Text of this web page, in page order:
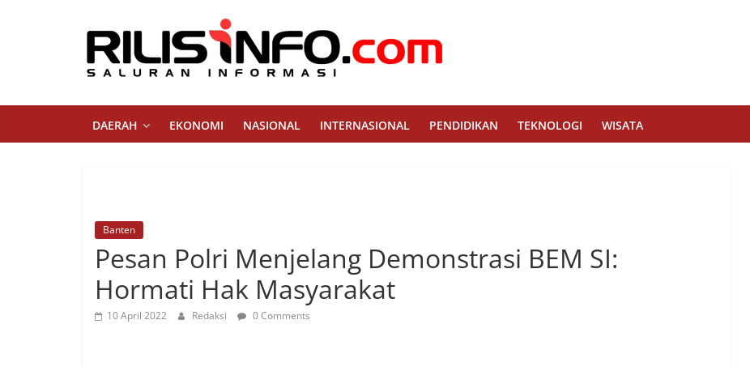
Rilis
Info
DAERAH EKONOMI NASIONAL INTERNASIONAL PENDIDIKAN TEKNOLOGI WISATA
Banten
Pesan Polri Menjelang Demonstrasi BEM SI:
Hormati Hak Masyarakat
10 April 2022 Redaksi 0 Comments